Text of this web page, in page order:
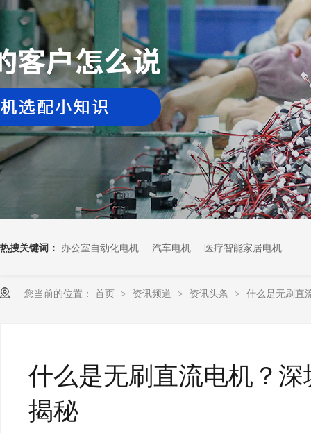
热搜关键词： 办公室自动化电机 汽车电机 医疗智能家居电机
您当前的位置： 首页 > 资讯频道 > 资讯头条 > 什么是无刷直
什么是无刷直流电机？
揭秘